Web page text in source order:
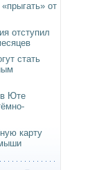
от
отступил
стать
в Юте
карту